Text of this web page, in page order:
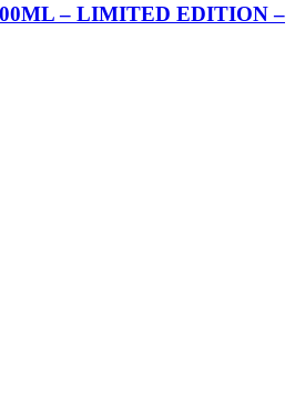
– LIMITED EDITION –